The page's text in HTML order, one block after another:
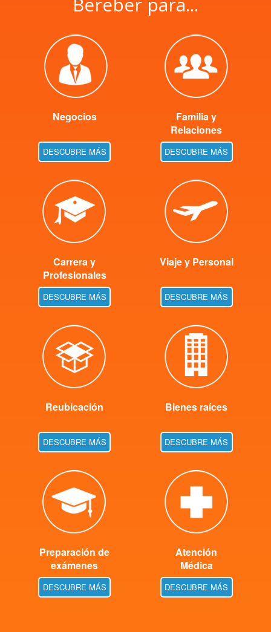
Negocios
DESCUBRE MÁS
Familia y
Relaciones
DESCUBRE MÁS
Carrera y
Profesionales
DESCUBRE MÁS
Viaje y Personal
DESCUBRE MÁS
Reubicación
DESCUBRE MÁS
Bienes raíces
DESCUBRE MÁS
Preparación de
exámenes
DESCUBRE MÁS
Atención
Médica
DESCUBRE MÁS